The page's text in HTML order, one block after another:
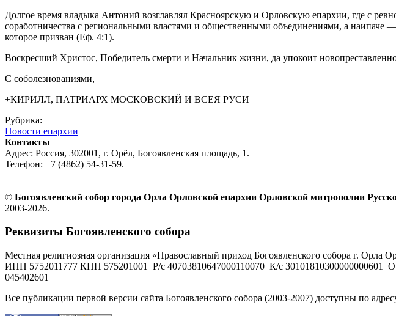
Долгое время владыка Антоний возглавлял Красноярскую и Орловскую епархии, где с
соработничества с региональными властями и общественными объединениями, а
которое призван (Еф. 4:1).
Воскресший Христос, Победитель смерти и Начальник жизни, да упокоит
С соболезнованиями,
+КИРИЛЛ, ПАТРИАРХ МОСКОВСКИЙ И ВСЕЯ РУСИ
Рубрика:
Новости епархии
Контакты
Адрес: Россия, 302001, г. Орёл, Богоявленская площадь, 1.
Телефон: +7 (4862) 54-31-59.
© Богоявленский собор города Орла Орловской епархии Орловской митрополии
2003-2026.
Реквизиты Богоявленского собора
Местная религиозная организация «Православный приход Богоявленского собора г.
ИНН 5752011777 КПП 575201001 Р/с 40703810647000110070 К/с 30101810300000000601
045402601
Все публикации первой версии сайта Богоявленского собора (2003-2007) доступны по